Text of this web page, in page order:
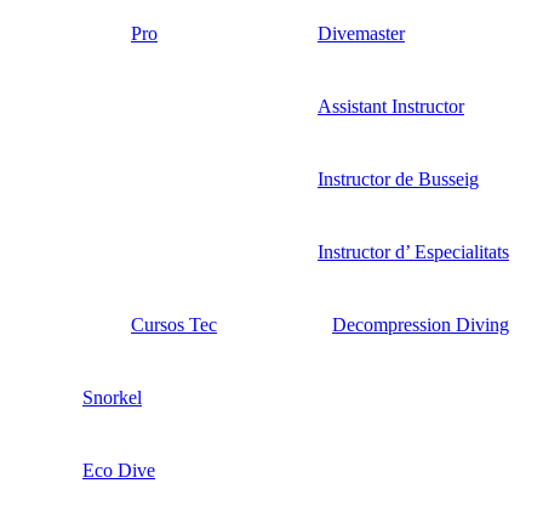
Pro Divemaster
Assistant Instructor
Instructor de Busseig
Instructor d’ Especialitats
Cursos Tec Decompression Diving
Snorkel
Eco Dive